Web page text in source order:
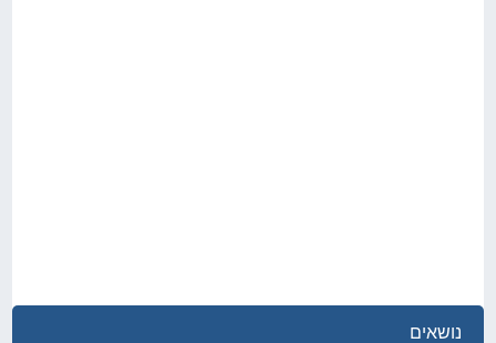
נושאים